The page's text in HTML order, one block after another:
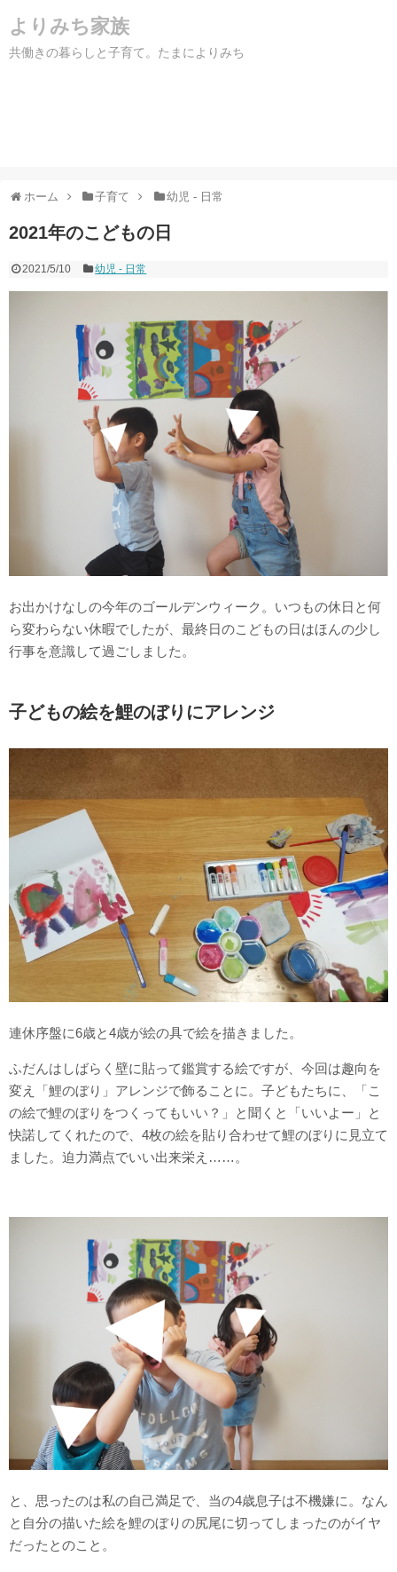
よりみち家族
共働きの暮らしと子育て。たまによりみち
ホーム 子育て 幼児 - 日常
2021年のこどもの日
2021/5/10 幼児 - 日常
お出かけなしの今年のゴールデンウィーク。いつもの休日と何
ら変わらない休暇でしたが、最終日のこどもの日はほんの少し
行事を意識して過ごしました。
子どもの絵を鯉のぼりにアレンジ
連休序盤に6歳と4歳が絵の具で絵を描きました。
ふだんはしばらく壁に貼って鑑賞する絵ですが、今回は趣向を
変え「鯉のぼり」アレンジで飾ることに。子どもたちに、「こ
の絵で鯉のぼりをつくってもいい？」と聞くと「いいよー」と
快諾してくれたので、4枚の絵を貼り合わせて鯉のぼりに見立て
ました。迫力満点でいい出来栄え……。
と、思ったのは私の自己満足で、当の4歳息子は不機嫌に。なん
と自分の描いた絵を鯉のぼりの尻尾に切ってしまったのがイヤ
だったとのこと。